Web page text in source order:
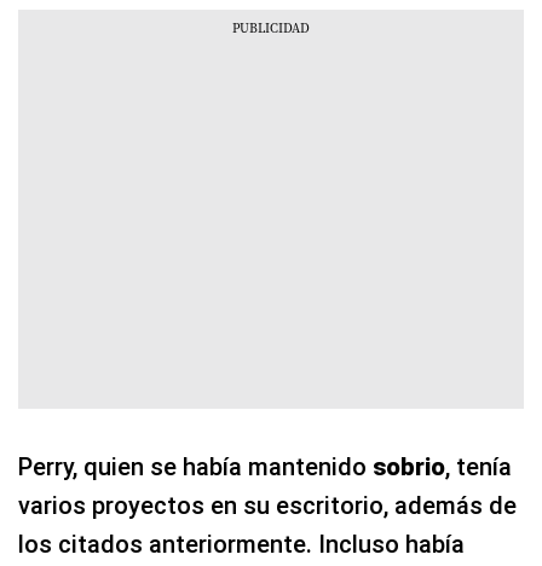
Perry, quien se había mantenido sobrio, tenía
varios proyectos en su escritorio, además de
los citados anteriormente. Incluso había